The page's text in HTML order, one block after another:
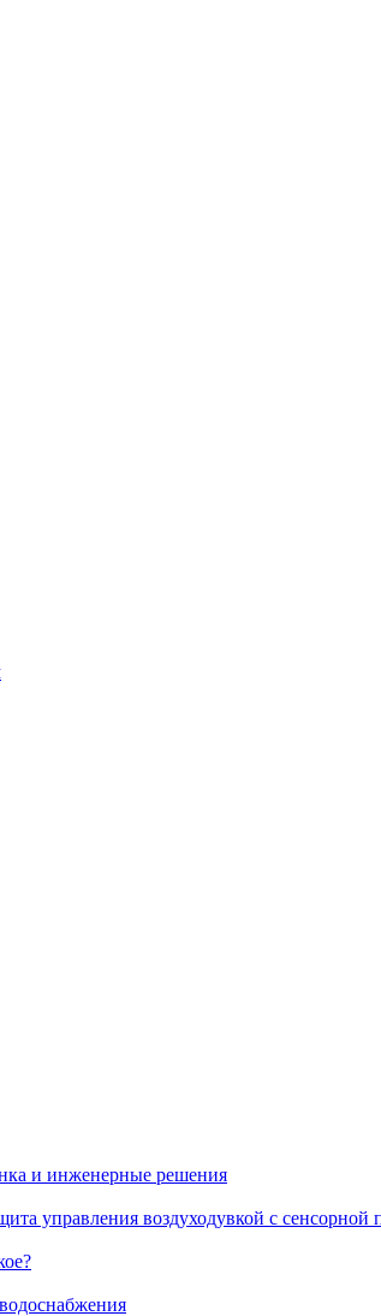
и инженерные решения
управления воздуходувкой с сенсорной